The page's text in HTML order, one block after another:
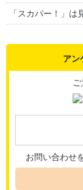
「スカパー！」は
アン
お問い合わせ